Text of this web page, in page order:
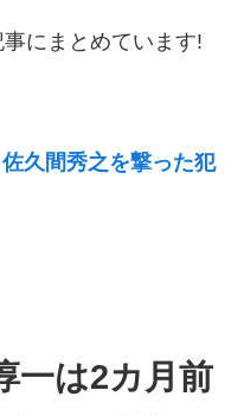
にまとめています!
久間秀之を撃った犯
一は2カ月前